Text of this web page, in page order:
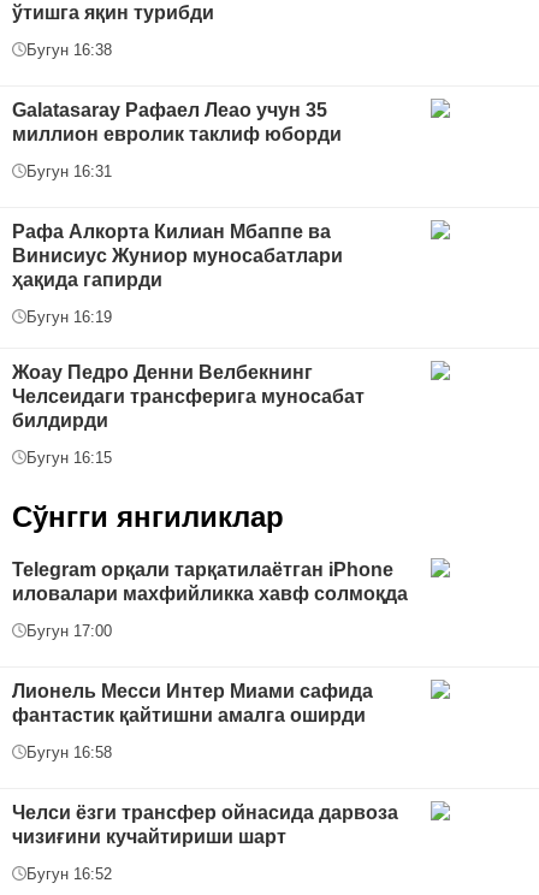
ўтишга яқин турибди
Бугун 16:38
Galatasaray Рафаел Леао учун 35
миллион евролик таклиф юборди
Бугун 16:31
Рафа Алкорта Килиан Мбаппе ва
Винисиус Жуниор муносабатлари
ҳақида гапирди
Бугун 16:19
Жоау Педро Денни Велбекнинг
Челсеидаги трансферига муносабат
билдирди
Бугун 16:15
Сўнгги янгиликлар
Telegram орқали тарқатилаётган iPhone
иловалари махфийликка хавф солмоқда
Бугун 17:00
Лионель Месси Интер Миами сафида
фантастик қайтишни амалга оширди
Бугун 16:58
Челси ёзги трансфер ойнасида дарвоза
чизиғини кучайтириши шарт
Бугун 16:52